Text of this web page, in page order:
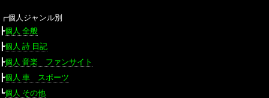
┏個人ジャンル別
┣個人 全般
┣個人 詩 日記
┣個人 音楽 ファンサイト
┣個人 車 スポーツ
┗個人 その他